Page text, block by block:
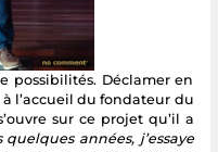
possibilités. Déclamer en
l’accueil du fondateur du
sur ce projet qu’il a
quelques années, j’essaye